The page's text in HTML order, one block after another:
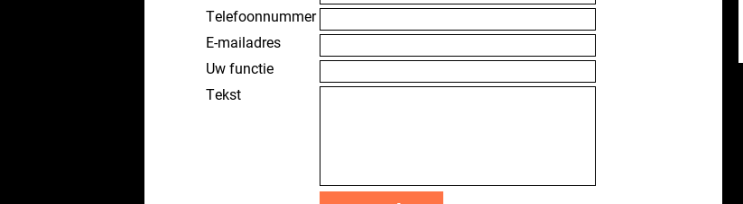
Telefoonnummer
E-mailadres
Uw functie
Tekst